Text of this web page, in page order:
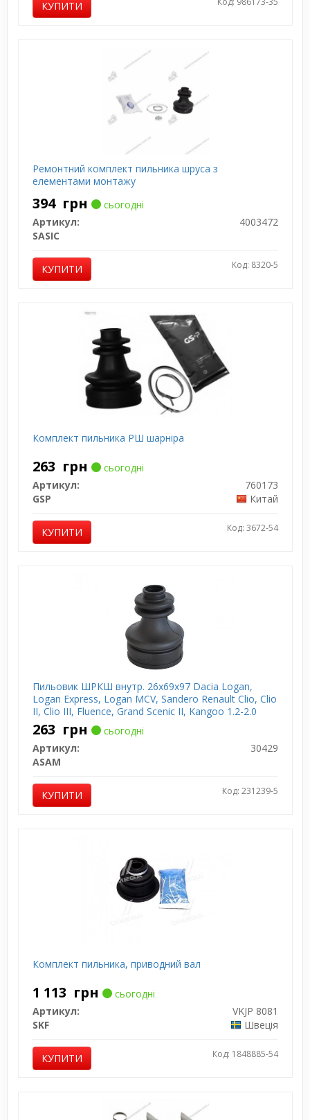
КУПИТИ
Ремонтний комплект пильника шруса з
елементами монтажу
394 грн
сьогодні
Артикул:
4003472
SASIC
КУПИТИ Код: 8320-5
Комплект пильника РШ шарніра
263 грн
сьогодні
Артикул:
760173
GSP
Китай
КУПИТИ Код: 3672-54
Пильовик ШРКШ внутр. 26x69x97 Dacia Logan,
Logan Express, Logan MCV, Sandero Renault Clio, Clio
II, Clio III, Fluence, Grand Scenic II, Kangoo 1.2-2.0
08.97-
263 грн
сьогодні
Артикул:
30429
ASAM
КУПИТИ Код: 231239-5
Комплект пильника, приводний вал
1 113 грн
сьогодні
Артикул:
VKJP 8081
SKF
Швеція
КУПИТИ Код: 1848885-54